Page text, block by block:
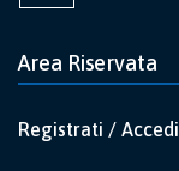
Area Riservata
Registrati / Accedi